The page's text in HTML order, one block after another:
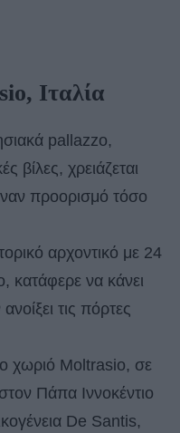
Ιταλία
pallazzo,
βίλες, χρειάζεται
προορισμό τόσο
αρχοντικό με 24
κατάφερε να κάνει
τις πόρτες
χωριό Moltrasio, σε
Πάπα Ιννοκέντιο
De Santis,